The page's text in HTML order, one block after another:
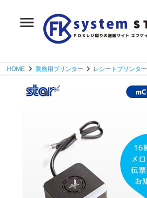
HOME 業務用プリンター レシートプリンター